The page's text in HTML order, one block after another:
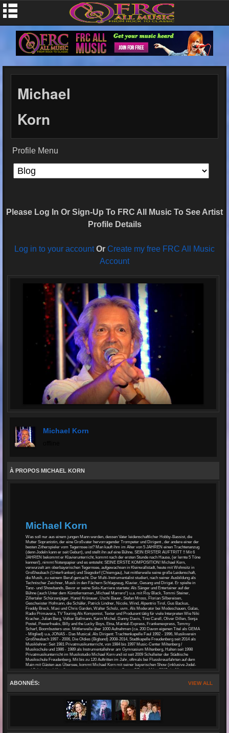
Michael
Korn
Profile Menu
Please Log In Or Sign-Up To FRC All Music To See Artist
Profile Details
Log in to your account Or Create my free FRC All Music
Account
Michael Korn
À PROPOS MICHAEL KORN
Michael Korn
Was soll nur aus einem jungen Mann werden, dessen Vater leidenschaftlicher Hobby-Bassist, die
Mutter Sopranistin, der eine Großvater hervorragender Trompeter und Dirigent , der andere einer der
besten Zitherspieler vom Tegernsee ist? Man kauft ihm im Alter von 5 JAHREN einen Trachtenanzug
(denn Jodeln kann er seit Geburt), und stellt ihn auf eine Bühne. SEIN ERSTER AUFTRITT !! Mit 6
JAHREN bekommt er Klavierunterricht, kommt nach der ersten Stunde nach Hause, (er lernte 5 Töne
kennen!), nimmt Notenpapier und es entsteht: SEINE ERSTE KOMPOSITION! Michael Korn,
verwurzelt am oberbayerischen Tegernsee, aufgewachsen in Kleinwallstadt, heute mit Wohnsitz in
Großheubach (Unterfranken) und Siegsdorf (Chiemgau), hat mittlerweile seine große Leidenschaft,
die Musik, zu seinem Beruf gemacht. Der Multi-Instrumentalist studiert, nach seiner Ausbildung als
Technischer Zeichner, Musik in den Fächern Schlagzeug, Klavier, Gesang und Dirigat. Er spielte in
Tanz- und Showbands, Bevor er seine Solo-Karriere startete: Als Sänger und Entertainer auf der
Bühne (auch Unter dem Künstlernamen „Michael Marrero“) u.a. mit Roy Black, Tommi Steiner,
Zillertaler Schürzenjäger, Hansl Krönauer, Uschi Bauer, Stefan Mross, Florian Silbereisen,
Geschwister Hofmann, die Schäfer, Patrick Lindner, Nicole, Wind, Alpentrio Tirol, Gus Backus,
Freddy Breck, Maxi und Chris Garden, Walter Scholz, uvm. Als Moderator bei Modeschauen, Galas,
Radio Primavera, TV Touring Als Komponist, Texter und Produzent tätig für viele Interpreten Wie Niki
Kracher, Julian Berg, Volker Ballmann, Karin Michel, Danny Davis, Tino Carell, Oliver Dillen, Sonja
Postel, Powerfreaks, Billy and the Lucky Boys, Etna, Maintal-Express, Frankenexpress, Tommy
Scharf, Boombusters usw. Mittlerweile über 1000 Aufnahmen (ca. 200 Davon eigenen Titel als GEMA
- Mitglied) u.a, JONAS - Das Musical. Als Dirigent: Trachtenkapelle Faul 1992 - 1996, Musikverein
Großheubach 1997 - 2006, Die Oldies (Bigband) 2008-2014, Stadtkapelle Freudenberg seit 2014 als
Musiklehrer: Seit 1981 Privatmusikunterricht, von 1984 bis 1997 Music-Center Miltenberg /
Musikschule und 1986 - 1989 als Instrumentallehrer am Gymnasium Miltenberg, Halten seit 1998
Privatmusikunterricht im Musikstudio Michael Korn und ist seit 2009 Schulleiter der Städtische
Musikschule Freudenberg. Mit bis zu 120 Auftritten im Jahr, oftmals bei Flusskreuzfahrten auf dem
Main mit Gästen aus Übersee, kommt Michael Korn mit seiner bayerischen Show (inklusive Jodel-
und Schuhplattel-Kurs!), so gut an, dass er nach einigen Cover-CDs im März 2017 ein Album mit
Überraschung: Der Song: "Ich habs Bergfeuer gsehn - Unplugged", zusammen mit seinen Freunden
der Partyschlager - Band Spassmaschine aufgenommen, wird für die GRAND PRIX SCHLAGER /
knapp das Finale und erreichte immerhin EINEN der Vorderen Plätze. Der Song „Nenn mich
romantisch“ ist ebenfalls bei vielen Hörern beliebt und Wird im Frühjahr 2018 als Single ausgekoppelt.
Im April 2019 dann das Original von "Ich habs Bergfeuer gsehn" !!
VIEW ALL
ABONNÉS: